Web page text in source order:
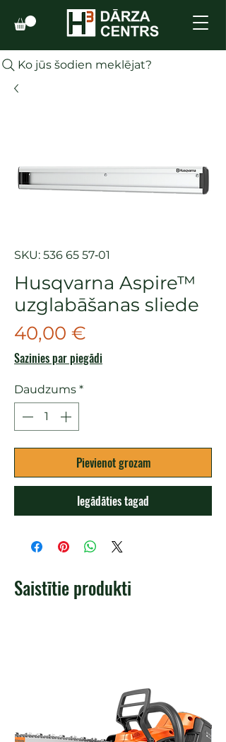
Ko jūs šodien meklējat?
SKU: 536 65 57‑01
Husqvarna Aspire™
uzglabāšanas sliede
40,00 €
Sazinies par piegādi
Daudzums *
Pievienot grozam
Iegādāties tagad
Saistītie produkti